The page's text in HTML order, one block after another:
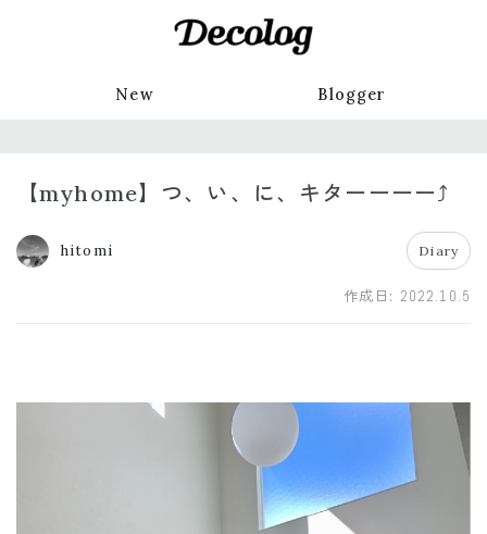
New Blogger
【myhome】つ、い、に、キターーーー⤴️
hitomi Diary
作成日: 2022.10.5